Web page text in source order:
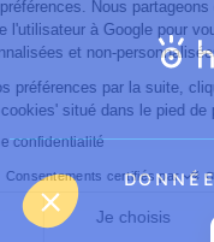
fonction de vos
de publicité et de
publicités personnalisées
Pour modifier vos
'Préférences de cookies'
Lire la politique de
Non merci